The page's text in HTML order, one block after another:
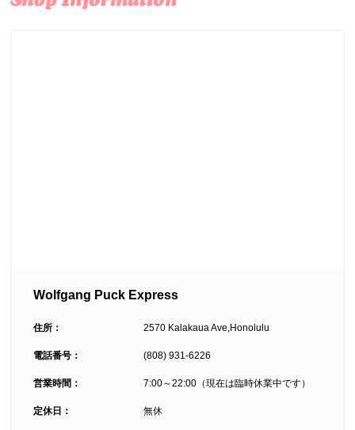
Wolfgang Puck Express
住所： 2570 Kalakaua Ave,Honolulu
電話番号： (808) 931-6226
営業時間： 7:00～22:00（現在は臨時休業中です）
定休日： 無休